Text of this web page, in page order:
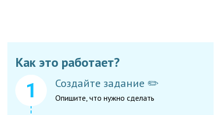
Как это работает?
Создайте задание ✏️
Опишите, что нужно сделать